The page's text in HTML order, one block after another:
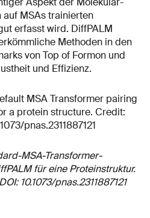
MSAs trainierten
erfasst wird. DiffPALM
Methoden in den
von Top of Formon und
und Effizienz.
MSA-Transformer-
für eine Proteinstruktur.
10.1073/pnas.2311887121